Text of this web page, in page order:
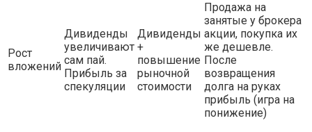
Рост
вложений
Дивиденды
увеличивают
сам пай.
Прибыль за
спекуляции
Дивиденды
+
повышение
рыночной
стоимости
Продажа на
занятые у брокера
акции, покупка их
же дешевле.
После
возвращения
долга на руках
прибыль (игра на
понижение)